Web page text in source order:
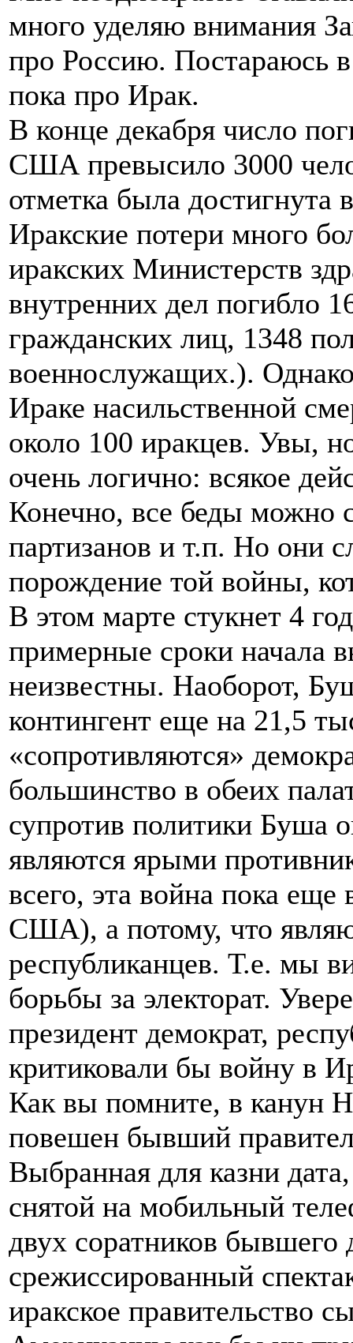
много уделяю внимания
про Россию. Постараюсь
пока про Ирак.
В конце декабря число
США превысило 3000
отметка была достигнута
Иракские потери много
иракских Министерств
внутренних дел погибло
гражданских лиц, 1348
военнослужащих.).
Ираке насильственной
около 100 иракцев. Увы,
очень логично: всякое
Конечно, все беды можно
партизанов и т.п. Но они
порождение той войны,
В этом марте стукнет 4
примерные сроки начала
неизвестны. Наоборот,
контингент еще на 21,5
«сопротивляются»
большинство в обеих
супротив политики Буша
являются ярыми
всего, эта война пока
США), а потому, что
республиканцев. Т.е. мы
борьбы за электорат.
президент демократ,
критиковали бы войну в
Как вы помните, в канун
повешен бывший
Выбранная для казни
снятой на мобильный
двух соратников бывшего
срежиссированный
иракское правительство